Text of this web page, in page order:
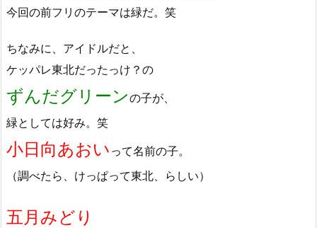
今回の前フリのテーマは緑だ。笑
ちなみに、アイドルだと、
ケッパレ東北だったっけ？の
ずんだグリーンの子が、
緑としては好み。笑
小日向あおい って名前の子。
（調べたら、けっぱって東北、らしい）
五月みどり